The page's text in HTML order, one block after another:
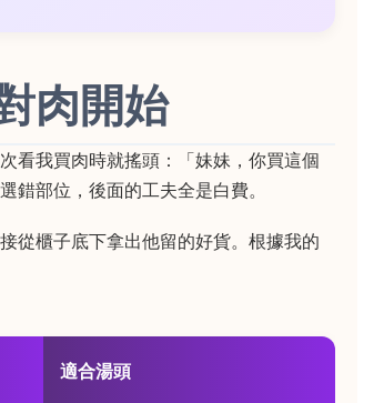
肉開始
看我買肉時就搖頭：「妹妹，你買這個
錯部位，後面的工夫全是白費。
從櫃子底下拿出他留的好貨。根據我的
適合湯頭